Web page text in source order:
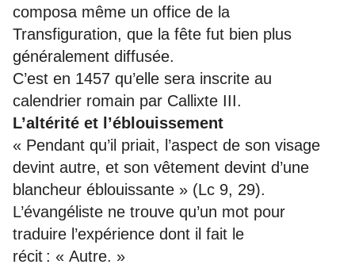
composa même un office de la
Transfiguration, que la fête fut bien plus
généralement diffusée.
C’est en 1457 qu’elle sera inscrite au
calendrier romain par Callixte III.
L’altérité et l’éblouissement
« Pendant qu’il priait, l’aspect de son visage
devint autre, et son vêtement devint d’une
blancheur éblouissante » (Lc 9, 29).
L’évangéliste ne trouve qu’un mot pour
traduire l’expérience dont il fait le
récit : « Autre. »